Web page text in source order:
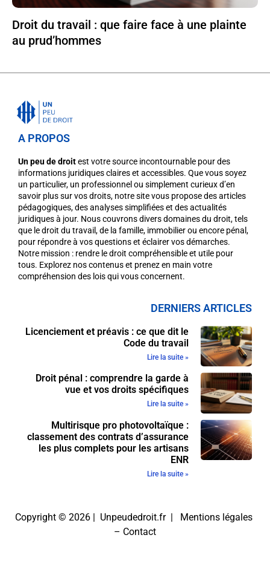
Droit du travail : que faire face à une plainte
au prud’hommes
A PROPOS
Un peu de droitest votre source incontournable pour des
informations juridiques claires et accessibles. Que vous soyez
un particulier, un professionnel ou simplement curieux d’en
savoir plus sur vos droits, notre site vous propose des articles
pédagogiques, des analyses simplifiées et des actualités
juridiques à jour. Nous couvrons divers domaines du droit, tels
que le droit du travail, de la famille, immobilier ou encore pénal,
pour répondre à vos questions et éclairer vos démarches.
Notre mission : rendre le droit compréhensible et utile pour
tous. Explorez nos contenus et prenez en main votre
compréhension des lois qui vous concernent.
DERNIERS ARTICLES
Licenciement et préavis : ce que dit le
Code du travail
Lire la suite »
Droit pénal : comprendre la garde à
vue et vos droits spécifiques
Lire la suite »
Multirisque pro photovoltaïque :
classement des contrats d’assurance
les plus complets pour les artisans
ENR
Lire la suite »
Copyright © 2026 | Unpeudedroit.fr | Mentions légales
– Contact